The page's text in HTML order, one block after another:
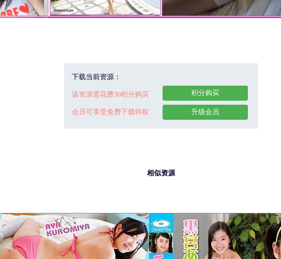
下载当前资源：
该资源需花费30积分购买
会员可享受免费下载特权
积分购买
升级会员
相似资源